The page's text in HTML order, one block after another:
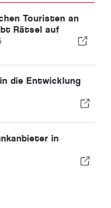
Touristen an
Rätsel auf
die Entwicklung
in